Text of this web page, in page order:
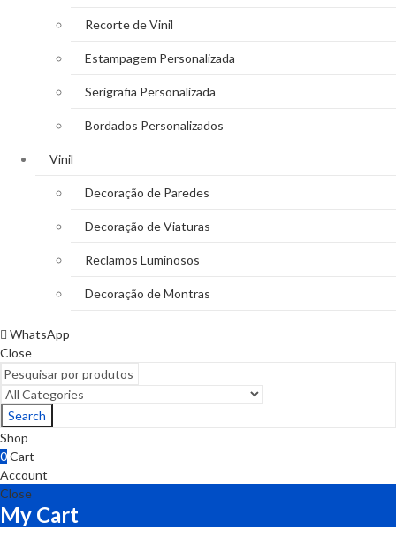
Recorte de Vinil
Estampagem Personalizada
Serigrafia Personalizada
Bordados Personalizados
Vinil
Decoração de Paredes
Decoração de Viaturas
Reclamos Luminosos
Decoração de Montras
WhatsApp
Close
Search
Shop
0Cart
Account
Close
My Cart